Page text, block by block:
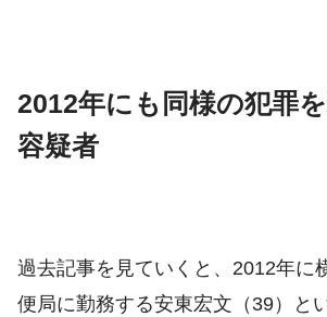
2012年にも同様の犯罪
容疑者
過去記事を見ていくと、2012年に
便局に勤務する安東宏文（39）と